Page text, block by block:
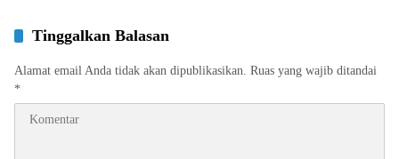
Tinggalkan Balasan
Alamat email Anda tidak akan dipublikasikan. Ruas yang wajib ditandai
*